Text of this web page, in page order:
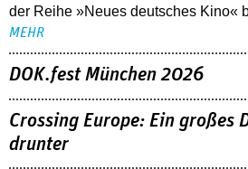
der Reihe »Neues deutsches Kino«
MEHR
DOK.fest München 2026
Crossing Europe: Ein großes
drunter